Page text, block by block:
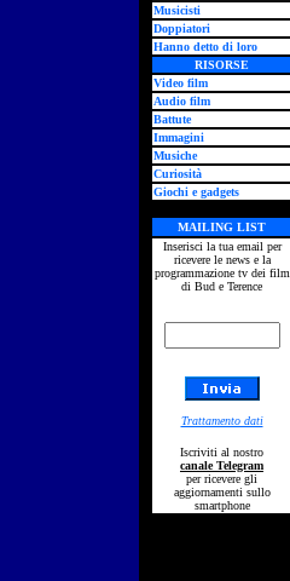
Musicisti
Doppiatori
Hanno detto di loro
RISORSE
Video film
Audio film
Battute
Immagini
Musiche
Curiosità
Giochi e gadgets
MAILING LIST
Inserisci la tua email per
ricevere le news e la
programmazione tv dei film
di Bud e Terence
Trattamento dati
Iscriviti al nostro
canale Telegram
per ricevere gli
aggiornamenti sullo
smartphone